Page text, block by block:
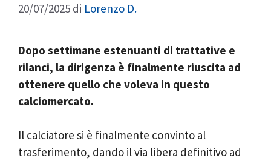
20/07/2025 di Lorenzo D.
Dopo settimane estenuanti di trattative e
rilanci, la dirigenza è finalmente riuscita ad
ottenere quello che voleva in questo
calciomercato.
Il calciatore si è finalmente convinto al
trasferimento, dando il via libera definitivo ad